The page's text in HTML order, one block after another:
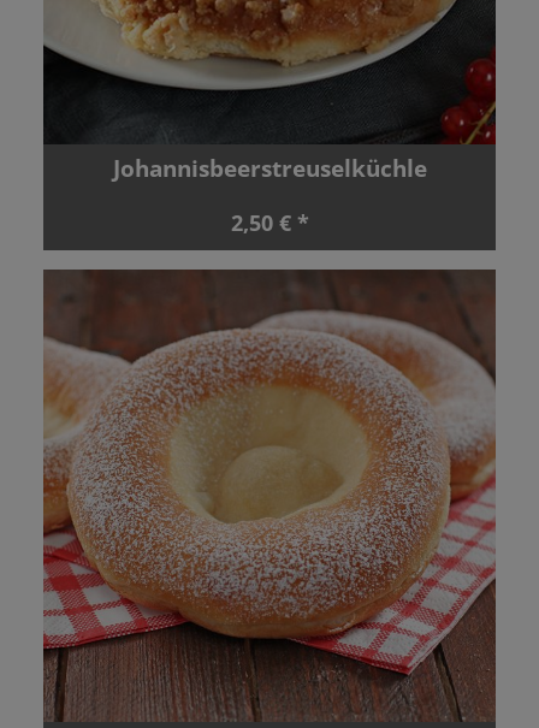
Johannisbeerstreuselküchle
2,50 € *